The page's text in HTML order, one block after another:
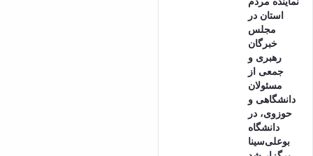
استان در
مجلس
خبرگان
رهبری و
جمعی از
مسئولان
دانشگاهی و
حوزوی، در
دانشگاه
بوعلی‌سینا